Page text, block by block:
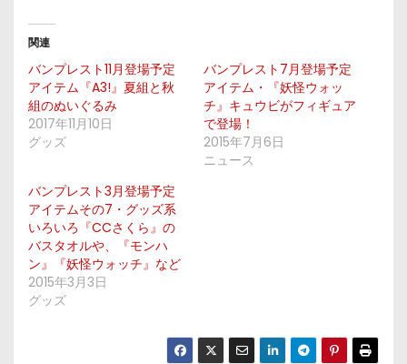
関連
バンプレスト11月登場予定
アイテム『A3!』夏組と秋
組のぬいぐるみ
2017年11月10日
グッズ
バンプレスト7月登場予定
アイテム・『妖怪ウォッ
チ』キュウビがフィギュア
で登場！
2015年7月6日
ニュース
バンプレスト3月登場予定
アイテムその7・グッズ系
いろいろ『CCさくら』の
バスタオルや、『モンハ
ン』『妖怪ウォッチ』など
2015年3月3日
グッズ